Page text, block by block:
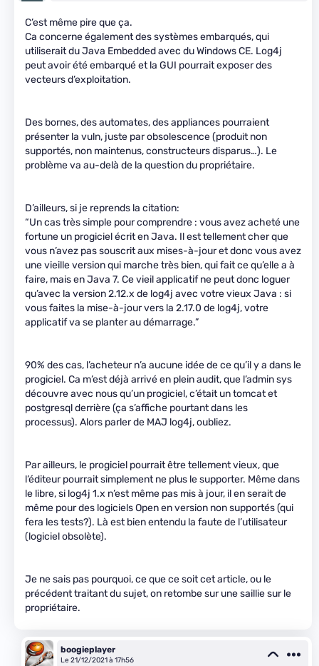
C’est même pire que ça.
Ca concerne également des systèmes embarqués, qui
utiliserait du Java Embedded avec du Windows CE. Log4j
peut avoir été embarqué et la GUI pourrait exposer des
vecteurs d’exploitation.
Des bornes, des automates, des appliances pourraient
présenter la vuln, juste par obsolescence (produit non
supportés, non maintenus, constructeurs disparus…). Le
problème va au-delà de la question du propriétaire.
D’ailleurs, si je reprends la citation:
“Un cas très simple pour comprendre : vous avez acheté une
fortune un progiciel écrit en Java. Il est tellement cher que
vous n’avez pas souscrit aux mises-à-jour et donc vous avez
une vieille version qui marche très bien, qui fait ce qu’elle a à
faire, mais en Java 7. Ce vieil applicatif ne peut donc loguer
qu’avec la version 2.12.x de log4j avec votre vieux Java : si
vous faites la mise-à-jour vers la 2.17.0 de log4j, votre
applicatif va se planter au démarrage.”
90% des cas, l’acheteur n’a aucune idée de ce qu’il y a dans le
progiciel. Ca m’est déjà arrivé en plein audit, que l’admin sys
découvre avec nous qu’un progiciel, c’était un tomcat et
postgresql derrière (ça s’affiche pourtant dans les
processus). Alors parler de MAJ log4j, oubliez.
Par ailleurs, le progiciel pourrait être tellement vieux, que
l’éditeur pourrait simplement ne plus le supporter. Même dans
le libre, si log4j 1.x n’est même pas mis à jour, il en serait de
même pour des logiciels Open en version non supportés (qui
fera les tests?). Là est bien entendu la faute de l’utilisateur
(logiciel obsolète).
Je ne sais pas pourquoi, ce que ce soit cet article, ou le
précédent traitant du sujet, on retombe sur une saillie sur le
propriétaire.
boogieplayer
Le 21/12/2021 à 17h56